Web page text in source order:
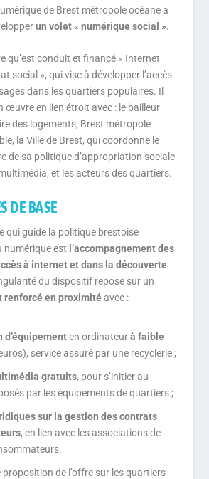
de Brest métropole océane a
un volet « numérique social ».
qu’est conduit et financé « Internet
social », qui vise à développer l’accès
dans les quartiers populaires. Il
œuvre en lien étroit avec : le bailleur
des logements, Brest métropole
la Ville de Brest, qui coordonne le
de sa politique d’appropriation sociale
et les acteurs des quartiers.
DE BASE
qui guide la politique brestoise
numérique est l’accompagnement des
à internet et dans la découverte
du dispositif repose sur un
renforcé en proximitéavec :
d’équipementen ordinateurà faible
service assuré par une recyclerie ;
gratuits, pour s’initier au
par les équipements de quartiers ;
sur la gestion des contrats
, en lien avec les associations de
proposition de l’offre sur les quartiers